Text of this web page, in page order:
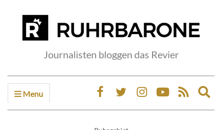
Journalisten bloggen das Revier
Menu